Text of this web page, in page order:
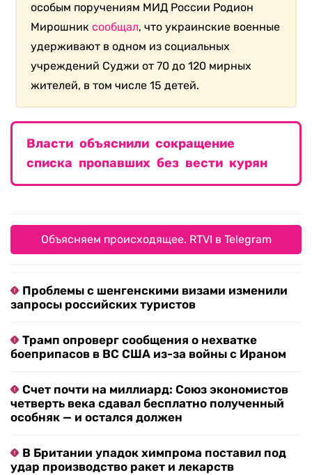
особым поручениям МИД России Родион
Мирошниксообщал, что украинские военные
удерживают в одном из социальных
учреждений Суджи от 70 до 120 мирных
жителей, в том числе 15 детей.
Власти объяснили сокращение
списка пропавших без вести курян
Объясняем происходящее. RTVI в Telegram
Проблемы с шенгенскими визами изменили
запросы российских туристов
Трамп опроверг сообщения о нехватке
боеприпасов в ВС США из-за войны с Ираном
Счет почти на миллиард: Союз экономистов
четверть века сдавал бесплатно полученный
особняк — и остался должен
В Британии упадок химпрома поставил под
удар производство ракет и лекарств